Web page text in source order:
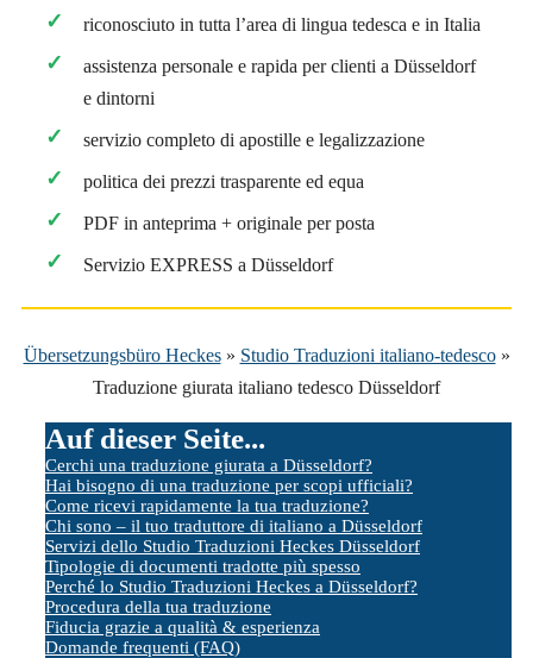
riconosciuto in tutta l’area di lingua tedesca e in Italia
assistenza personale e rapida per clienti a Düsseldorf
e dintorni
servizio completo di apostille e legalizzazione
politica dei prezzi trasparente ed equa
PDF in anteprima + originale per posta
Servizio EXPRESS a Düsseldorf
Übersetzungsbüro Heckes» Studio Traduzioni italiano-tedesco»
Traduzione giurata italiano tedesco Düsseldorf
Auf dieser Seite...
Cerchi una traduzione giurata a Düsseldorf?
Hai bisogno di una traduzione per scopi ufficiali?
Come ricevi rapidamente la tua traduzione?
Chi sono – il tuo traduttore di italiano a Düsseldorf
Servizi dello Studio Traduzioni Heckes Düsseldorf
Tipologie di documenti tradotte più spesso
Perché lo Studio Traduzioni Heckes a Düsseldorf?
Procedura della tua traduzione
Fiducia grazie a qualità & esperienza
Domande frequenti (FAQ)